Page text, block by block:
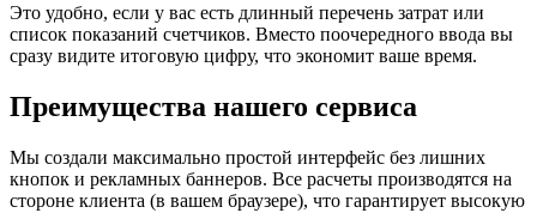
Это удобно, если у вас есть длинный перечень затрат или
список показаний счетчиков. Вместо поочередного ввода вы
сразу видите итоговую цифру, что экономит ваше время.
Преимущества нашего сервиса
Мы создали максимально простой интерфейс без лишних
кнопок и рекламных баннеров. Все расчеты производятся на
стороне клиента (в вашем браузере), что гарантирует высокую